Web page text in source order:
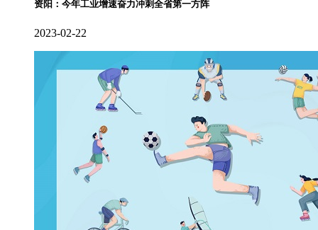
资阳：今年工业增速奋力冲刺全省第一方阵
2023-02-22